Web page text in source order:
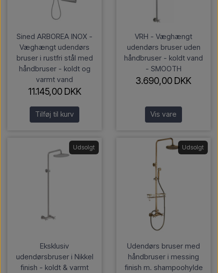
Sined ARBOREA INOX -
Væghængt udendørs
bruser i rustfri stål med
håndbruser - koldt og
varmt vand
11.145,00 DKK
Tilføj til kurv
VRH - Væghængt
udendørs bruser uden
håndbruser - koldt vand
- SMOOTH
3.690,00 DKK
Vis vare
Udsolgt
Eksklusiv
udendørsbruser i Nikkel
finish - koldt & varmt
Udsolgt
Udendørs bruser med
håndbruser i messing
finish m. shampoohylde